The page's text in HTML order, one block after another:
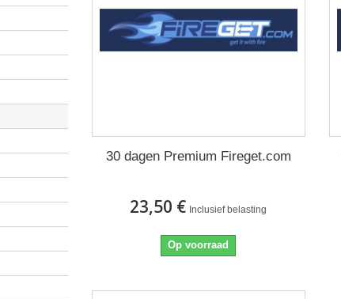
30 dagen Premium Fireget.com
23,50 € Inclusief belasting
Op voorraad